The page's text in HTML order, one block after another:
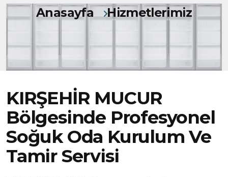
Anasayfa Hizmetlerimiz
KIRŞEHİR MUCUR
Bölgesinde Profesyonel
Soğuk Oda Kurulum Ve
Tamir Servisi